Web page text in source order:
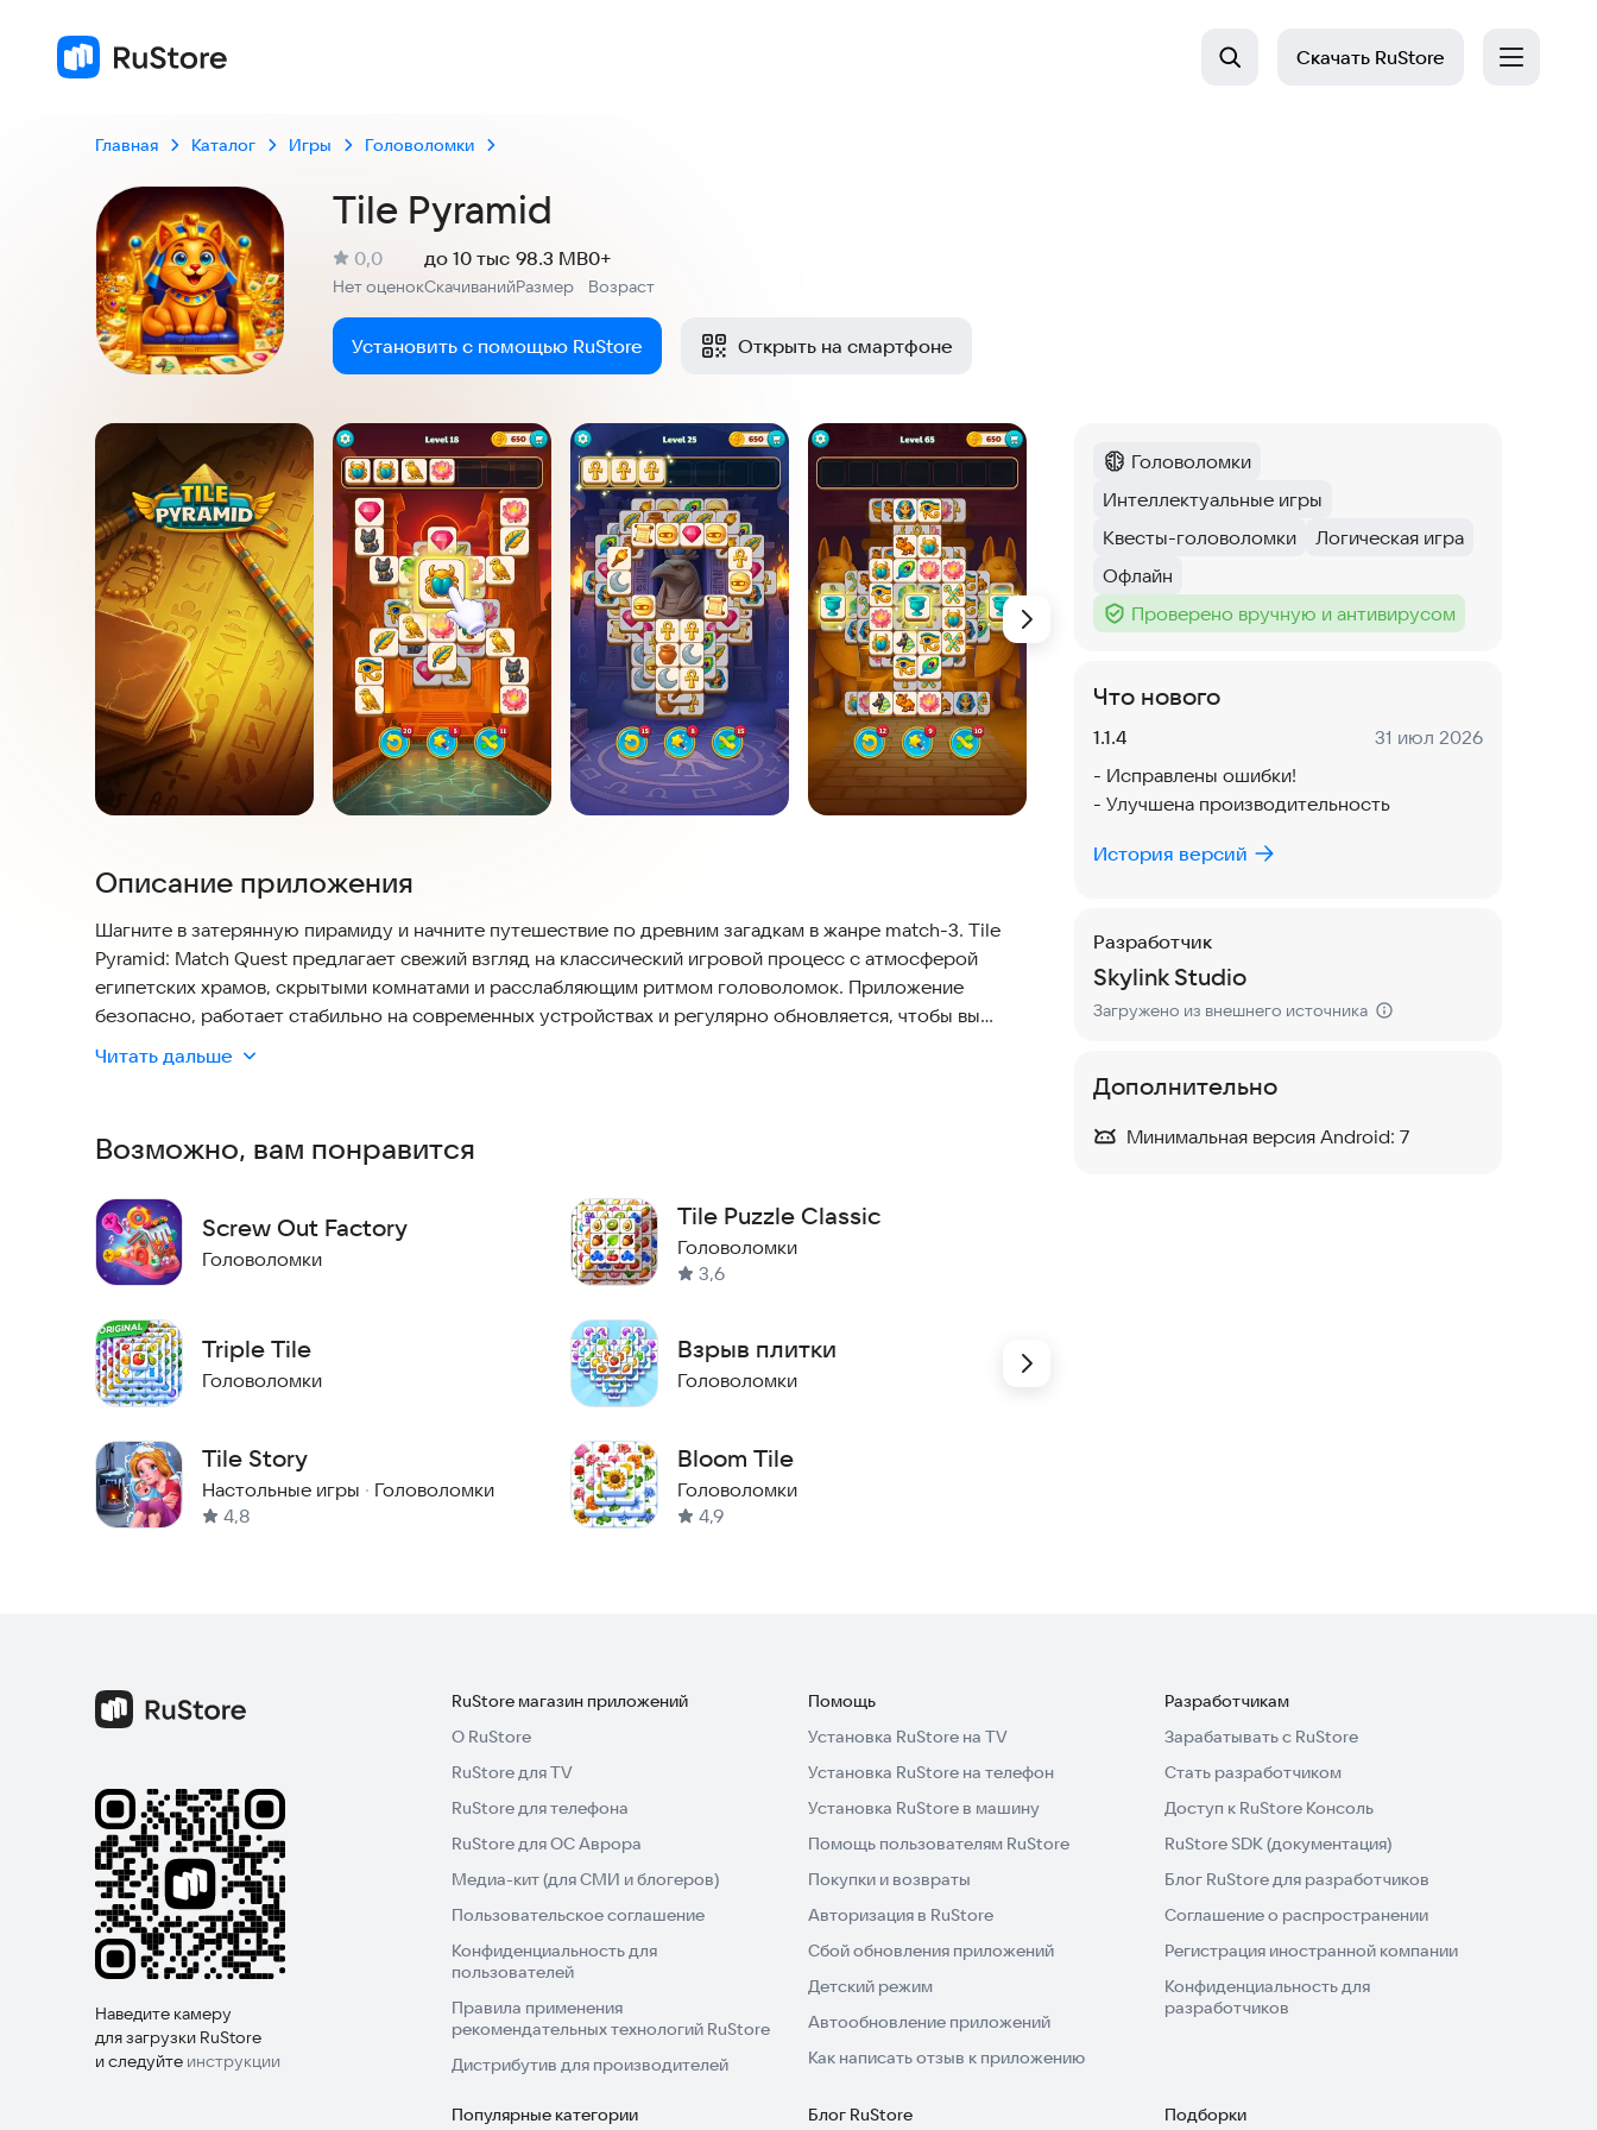
Скачать RuStore
Главная Каталог Игры Головоломки
Tile Pyramid
Рейтинг:
0,0
Нет оценокСкачиваний
до 10 тыс
Размер
98.3 MB
Возраст
0+
Установить с помощью RuStore Открыть на смартфоне
Скриншоты
Описание приложения
Шагните в затерянную пирамиду и начните путешествие по древним загадкам в жанре match-3. Tile
Pyramid: Match Quest предлагает свежий взгляд на классический игровой процесс с атмосферой
египетских храмов, скрытыми комнатами и расслабляющим ритмом головоломок. Приложение
безопасно, работает стабильно на современных устройствах и регулярно обновляется, чтобы вы
могли наслаждаться игрой без сбоев.
* Тематика Древнего Египта с мистическими локациями
* Расслабляющий match-3 геймплей — легко начать, приятно осваивать
* Плавная графика, чистые анимации и спокойное звуковое оформление
* Без давления и таймеров — играйте в своём темпе
* Идеально для поклонников Zen Match, Pair Match и Triple Tiles
Что скрывается внутри пирамиды
Каждый уровень открывает новую часть древних руин: пыльные залы, светящиеся символы, забытые
реликвии и священные плитки, скрытые веками. Чем глубже you продвигаетесь, тем сложнее и
Попробуйте игру прямо сейчас.
Читать дальше
Возможно, вам понравится
Screw Out Factory
Головоломки
Triple Tile
Головоломки
Tile Story
Настольные игры · Головоломки
4,8
Tile Puzzle Classic
Головоломки
3,6
Взрыв плитки
Головоломки
Bloom Tile
Головоломки
4,9
Категория:
Головоломки
Тег :
Интеллектуальные игры
Тег:
Квесты-головоломки
Тег:
Логическая игра
Тег:
Офлайн
Тег :
Проверено вручную и антивирусом
Что нового
Версия:
1.1.4 Дата:
31 июл 2026
- Исправлены ошибки!
- Улучшена производительность
История версий
Разработчик
Skylink Studio
Загружено из внешнего источника
Дополнительно
Минимальная версия Android: 7
Наведите камеру
для загрузки RuStore
и следуйте инструкции
RuStore магазин приложений
О RuStore
RuStore для TV
RuStore для телефона
RuStore для ОС Аврора
Медиа-кит (для СМИ и блогеров)
Пользовательское соглашение
Конфиденциальность для
пользователей
Правила применения
рекомендательных технологий RuStore
Дистрибутив для производителей
Помощь
Установка RuStore на TV
Установка RuStore на телефон
Установка RuStore в машину
Помощь пользователям RuStore
Покупки и возвраты
Авторизация в RuStore
Сбой обновления приложений
Детский режим
Автообновление приложений
Как написать отзыв к приложению
Разработчикам
Зарабатывать с RuStore
Стать разработчиком
Доступ к RuStore Консоль
RuStore SDK (документация)
Блог RuStore для разработчиков
Соглашение о распространении
Регистрация иностранной компании
Конфиденциальность для
разработчиков
Популярные категории Блог RuStore Подборки